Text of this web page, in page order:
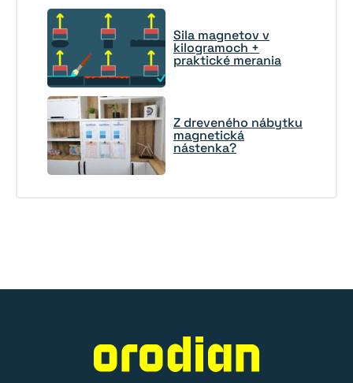
Sila magnetov v
kilogramoch +
praktické merania
Z dreveného nábytku
magnetická
nástenka?